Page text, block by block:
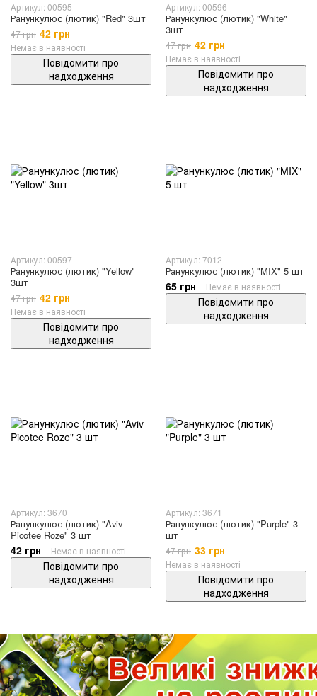
Артикул: 00595
Ранункулюс (лютик) "Red" 3шт
47 грн 42 грн
Немає в наявності
Повідомити про
надходження
Артикул: 00596
Ранункулюс (лютик) "White"
3шт
47 грн 42 грн
Немає в наявності
Повідомити про
надходження
Артикул: 00597
Ранункулюс (лютик) "Yellow"
3шт
47 грн 42 грн
Немає в наявності
Повідомити про
надходження
Артикул: 7012
Ранункулюс (лютик) "MIX" 5 шт
65 грн Немає в наявності
Повідомити про
надходження
Артикул: 3670
Ранункулюс (лютик) "Aviv
Picotee Roze" 3 шт
42 грн Немає в наявності
Повідомити про
надходження
Артикул: 3671
Ранункулюс (лютик) "Purple" 3
шт
47 грн 33 грн
Немає в наявності
Повідомити про
надходження